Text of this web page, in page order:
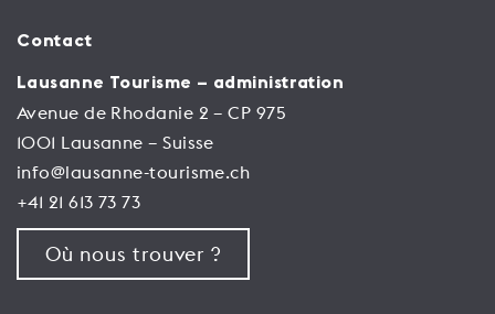
Contact
Lausanne Tourisme – administration
Avenue de Rhodanie 2 – CP 975
1001 Lausanne – Suisse
info@lausanne-tourisme.ch
+41 21 613 73 73
Où nous trouver ?